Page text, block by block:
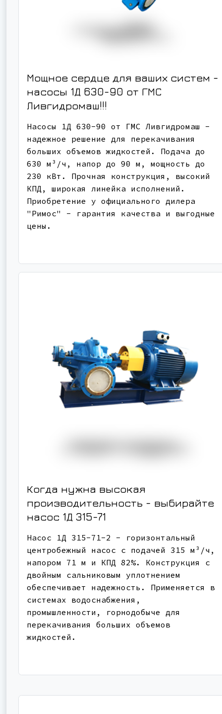
Мощное сердце для ваших систем -
насосы 1Д 630-90 от ГМС
Ливгидромаш!!!
Насосы 1Д 630-90 от ГМС Ливгидромаш -
надежное решение для перекачивания
больших объемов жидкостей. Подача до
630 м³/ч, напор до 90 м, мощность до
230 кВт. Прочная конструкция, высокий
КПД, широкая линейка исполнений.
Приобретение у официального дилера
"Римос" - гарантия качества и выгодные
цены.
Когда нужна высокая
производительность - выбирайте
насос 1Д 315-71
Насос 1Д 315-71-2 - горизонтальный
центробежный насос с подачей 315 м³/ч,
напором 71 м и КПД 82%. Конструкция с
двойным сальниковым уплотнением
обеспечивает надежность. Применяется в
системах водоснабжения,
промышленности, горнодобыче для
перекачивания больших объемов
жидкостей.